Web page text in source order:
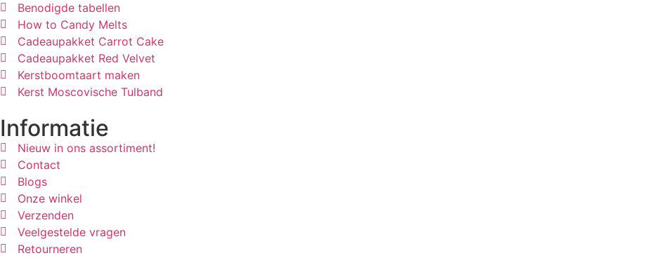
Benodigde tabellen
How to Candy Melts
Cadeaupakket Carrot Cake
Cadeaupakket Red Velvet
Kerstboomtaart maken
Kerst Moscovische Tulband
Informatie
Nieuw in ons assortiment!
Contact
Blogs
Onze winkel
Verzenden
Veelgestelde vragen
Retourneren